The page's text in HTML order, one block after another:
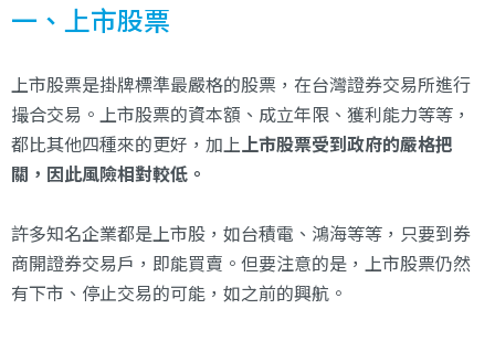
一、上市股票
上市股票是掛牌標準最嚴格的股票，在台灣證券交易所進行
撮合交易。上市股票的資本額、成立年限、獲利能力等等，
都比其他四種來的更好，加上上市股票受到政府的嚴格把
關，因此風險相對較低。
許多知名企業都是上市股，如台積電、鴻海等等，只要到券
商開證券交易戶，即能買賣。但要注意的是，上市股票仍然
有下市、停止交易的可能，如之前的興航。